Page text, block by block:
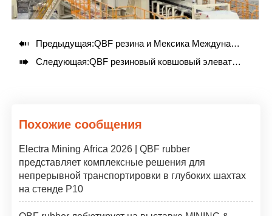
 Предыдущая:QBF резина и Мексика Международная конвенция горнодобывающей промышленности АКАПУЛЬКО 2025 - БУТ 659
 Следующая:QBF резиновый ковшовый элеватор конвейерная лента предложить клиентам различные варианты
Похожие сообщения
Electra Mining Africa 2026 | QBF rubber
представляет комплексные решения для
непрерывной транспортировки в глубоких шахтах
на стенде P10